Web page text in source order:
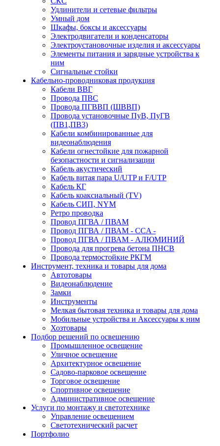
Удлинители и сетевые фильтры
Умный дом
Шкафы, боксы и аксессуары
Электродвигатели и конденсаторы
Электроустановочные изделия и аксессуары
Элементы питания и зарядные устройства к
ним
Сигнальные стойки
Кабельно-проводниковая продукция
Кабели ВВГ
Провода ПВС
Провода ПГВВП (ШВВП)
Провода установочные ПуВ, ПуГВ
(ПВ1,ПВ3)
Кабели комбинированные для
видеонаблюдения
Кабели огнестойкие для пожарной
безопастности и сигнализации
Кабель акустический
Кабель витая пара U/UTP и F/UTP
Кабель КГ
Кабель коаксиальный (TV)
Кабель СИП, NYM
Ретро проводка
Провод ПГВА / ПВАМ
Провод ПГВА / ПВАМ - CCA -
Провод ПГВА / ПВАМ - АЛЮМИНИЙ
Провода для прогрева бетона ПНСВ
Провода термостойкие РКГМ
Инструмент, техника и товары для дома
Автотовары
Видеонаблюдение
Замки
Инструменты
Мелкая бытовая техника и товары для дома
Мобильные устройства и Аксессуары к ним
Хозтовары
Подбор решений по освещению
Промышленное освещение
Уличное освещение
Архитектурное освещение
Садово-парковое освещение
Торговое освещение
Спортивное освещение
Административное освещение
Услуги по монтажу и светотехнике
Управление освещением
Светотехнический расчет
Портфолио